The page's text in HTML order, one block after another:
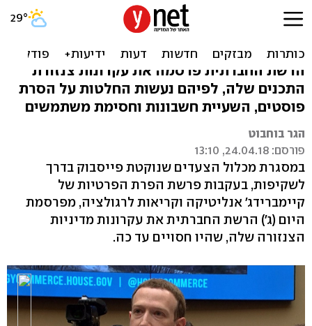
לראשונה: פייסבוק חושפת
את מדיניות הצנזורה שלה
הרשת החברתית פרסמה את עקרונות צנזורת
התכנים שלה, לפיהם נעשות החלטות על הסרת
פוסטים, השעיית חשבונות וחסימת משתמשים
הגר בוחבוט
פורסם: 24.04.18, 13:10
במסגרת מכלול הצעדים שנוקטת פייסבוק בדרך
לשקיפות, בעקבות פרשת הפרת הפרטיות של
קיימברידג' אנליטיקה וקריאות לרגולציה, מפרסמת
היום (ג') הרשת החברתית את עקרונות מדיניות
הצנזורה שלה, שהיו חסויים עד כה.